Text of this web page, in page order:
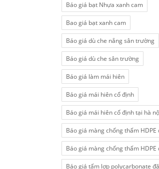
Báo giá bạt Nhựa xanh cam
Bao giá bạt xanh cam
Báo giá dù che nắng sân trường
Báo giá dù che sân trường
Báo giá làm mái hiên
Báo giá mái hiên cố định
Báo giá mái hiên cố định tại hà
Báo giá màng chống thấm HDPE
Báo giá màng chống thấm HDPE
Báo giá tấm lợp polycarbonate